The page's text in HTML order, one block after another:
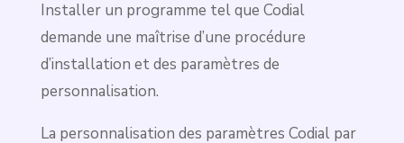
Installer un programme tel que Codial
demande une maîtrise d’une procédure
d’installation et des paramètres de
personnalisation.
La personnalisation des paramètres Codial par